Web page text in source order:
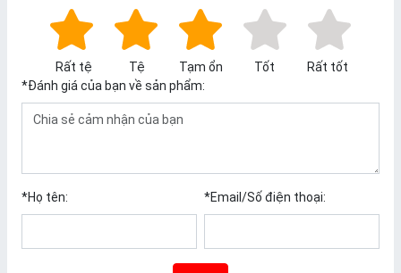
Rất tệ Tệ Tạm ổn Tốt
Rất tốt
*Đánh giá của bạn về sản phẩm:
*Họ tên: *Email/Số điện thoại: